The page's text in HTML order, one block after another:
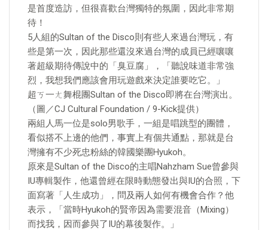
是首度造訪，但很喜歡台灣獨特的氛圍，因此非常期
待！
5人組的Sultan of the Disco則有些人來過台灣玩，有
些是第一次，因此那些還沒來過台灣的成員已經嚷嚷
著超級期待傳說中的「臭豆腐」，「聽說味道非常強
烈，我想我們應該會用玩遊戲來決定誰要吃它。」
超ㄎ一ㄤ舞棍團Sultan of the Disco即將在台灣演出。
（圖／CJ Cultural Foundation / 9-Kick提供）
兩組人馬一位是solo男歌手，一組是唱跳型的團體，
看似搭不上邊的他們，事實上有個共通點，那就是台
灣擁有不少死忠粉絲的韓國樂團Hyukoh。
原來是Sultan of the Disco的主唱Nahzham Sue曾參與
IU專輯製作，他還曾經在限時動態發出與IU的合照，下
面寫著「人生成功」，問及兩人如何有機會合作？他
表示，「當時Hyukoh的賢帝因為需要混音（Mixing）
而找我，因而參與了IU的幕後製作。」